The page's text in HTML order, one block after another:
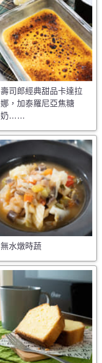
壽司郎經典甜品卡達拉
娜，加泰羅尼亞焦糖
奶……
無水燉時蔬